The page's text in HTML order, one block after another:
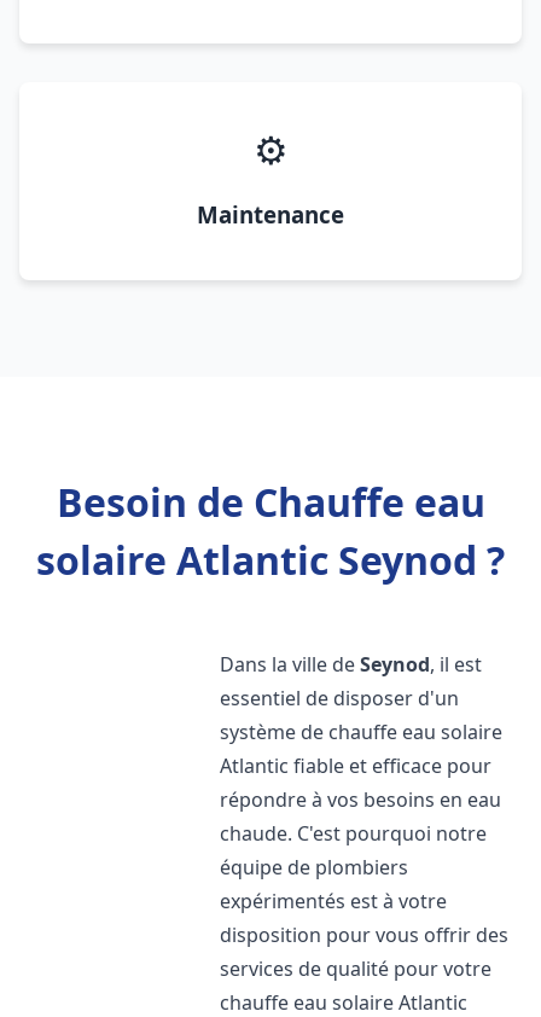
⚙️
Maintenance
Besoin de Chauffe eau
solaire Atlantic Seynod ?
Dans la ville deSeynod, il est
essentiel de disposer d'un
système de chauffe eau solaire
Atlantic fiable et efficace pour
répondre à vos besoins en eau
chaude. C'est pourquoi notre
équipe de plombiers
expérimentés est à votre
disposition pour vous offrir des
services de qualité pour votre
chauffe eau solaire Atlantic